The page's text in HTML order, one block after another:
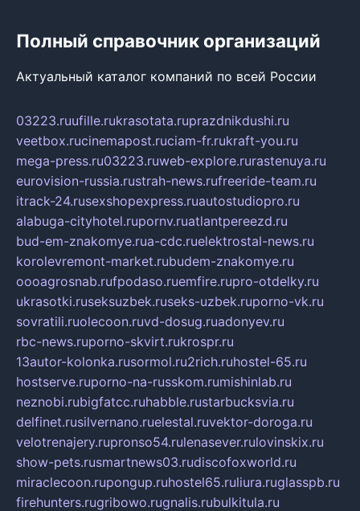
Полный справочник организаций
Актуальный каталог компаний по всей России
03223.ruufille.rukrasotata.ruprazdnikdushi.ru
veetbox.rucinemapost.ruciam-fr.rukraft-you.ru
mega-press.ru03223.ruweb-explore.rurastenuya.ru
eurovision-russia.rustrah-news.rufreeride-team.ru
itrack-24.rusexshopexpress.ruautostudiopro.ru
alabuga-cityhotel.rupornv.ruatlantpereezd.ru
bud-em-znakomye.rua-cdc.ruelektrostal-news.ru
korolevremont-market.rubudem-znakomye.ru
oooagrosnab.rufpodaso.ruemfire.rupro-otdelky.ru
ukrasotki.ruseksuzbek.ruseks-uzbek.ruporno-vk.ru
sovratili.ruolecoon.ruvd-dosug.ruadonyev.ru
rbc-news.ruporno-skvirt.rukrospr.ru
13autor-kolonka.rusormol.ru2rich.ruhostel-65.ru
hostserve.ruporno-na-russkom.rumishinlab.ru
neznobi.rubigfatcc.ruhabble.rustarbucksvia.ru
delfinet.rusilvernano.ruelestal.ruvektor-doroga.ru
velotrenajery.rupronso54.rulenasever.rulovinskix.ru
show-pets.rusmartnews03.rudiscofoxworld.ru
miraclecoon.rupongup.ruhostel65.ruliura.ruglasspb.ru
firehunters.rugribowo.rugnalis.rubulkitula.ru